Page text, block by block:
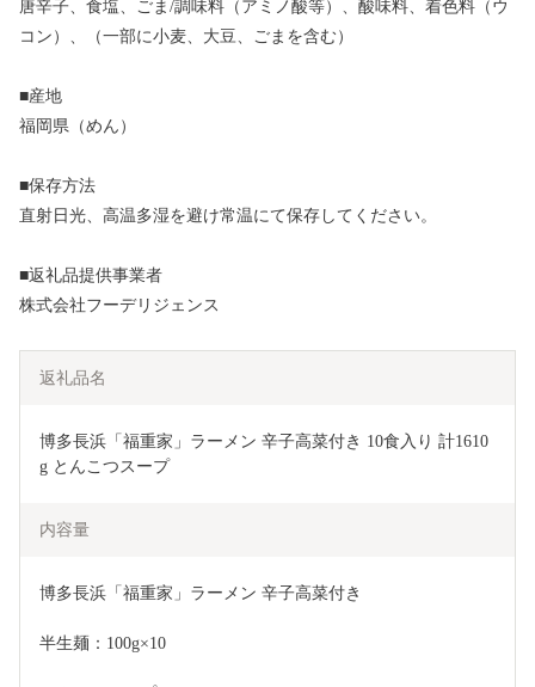
唐辛子、食塩、ごま/調味料（アミノ酸等）、酸味料、着色料（ウ
コン）、（一部に小麦、大豆、ごまを含む）
■産地
福岡県（めん）
■保存方法
直射日光、高温多湿を避け常温にて保存してください。
■返礼品提供事業者
株式会社フーデリジェンス
返礼品名
博多長浜「福重家」ラーメン 辛子高菜付き 10食入り 計1610
g とんこつスープ
内容量
博多長浜「福重家」ラーメン 辛子高菜付き
半生麺：100g×10